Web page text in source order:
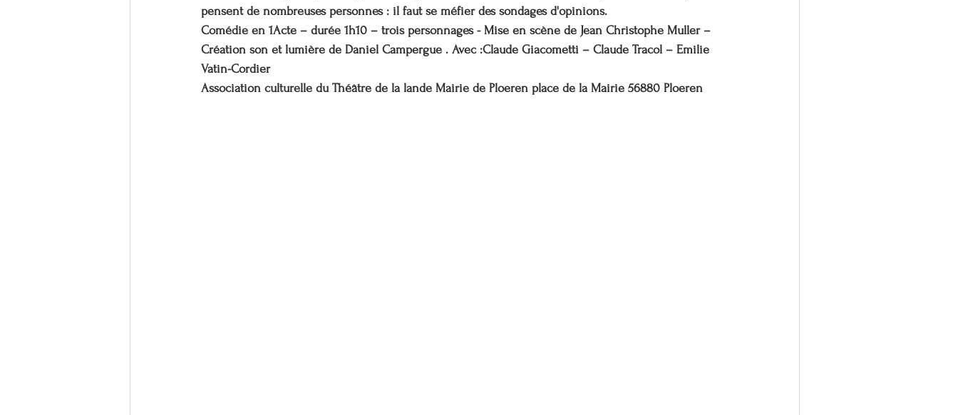
pensent de nombreuses personnes : il faut se méfier des sondages d'opinions.
Comédie en 1Acte – durée 1h10 – trois personnages - Mise en scène de Jean Christophe Muller –
Création son et lumière de Daniel Campergue . Avec :Claude Giacometti – Claude Tracol – Emilie
Vatin-Cordier
Association culturelle du Théâtre de la lande Mairie de Ploeren place de la Mairie 56880 Ploeren